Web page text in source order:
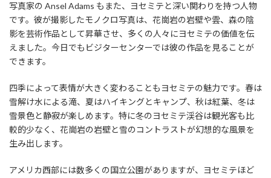
写真家の Ansel Adams もまた、ヨセミテと深い関わりを持つ人物
です。彼が撮影したモノクロ写真は、花崗岩の岩壁や雲、森の陰
影を芸術作品として昇華させ、多くの人々にヨセミテの価値を伝
えました。今日でもビジターセンターでは彼の作品を見ることが
できます。
四季によって表情が大きく変わることもヨセミテの魅力です。春は
雪解け水による滝、夏はハイキングとキャンプ、秋は紅葉、冬は
雪景色と静寂が楽しめます。特に冬のヨセミテ渓谷は観光客も比
較的少なく、花崗岩の岩壁と雪のコントラストが幻想的な風景を
生み出します。
アメリカ西部には数多くの国立公園がありますが、ヨセミテほど